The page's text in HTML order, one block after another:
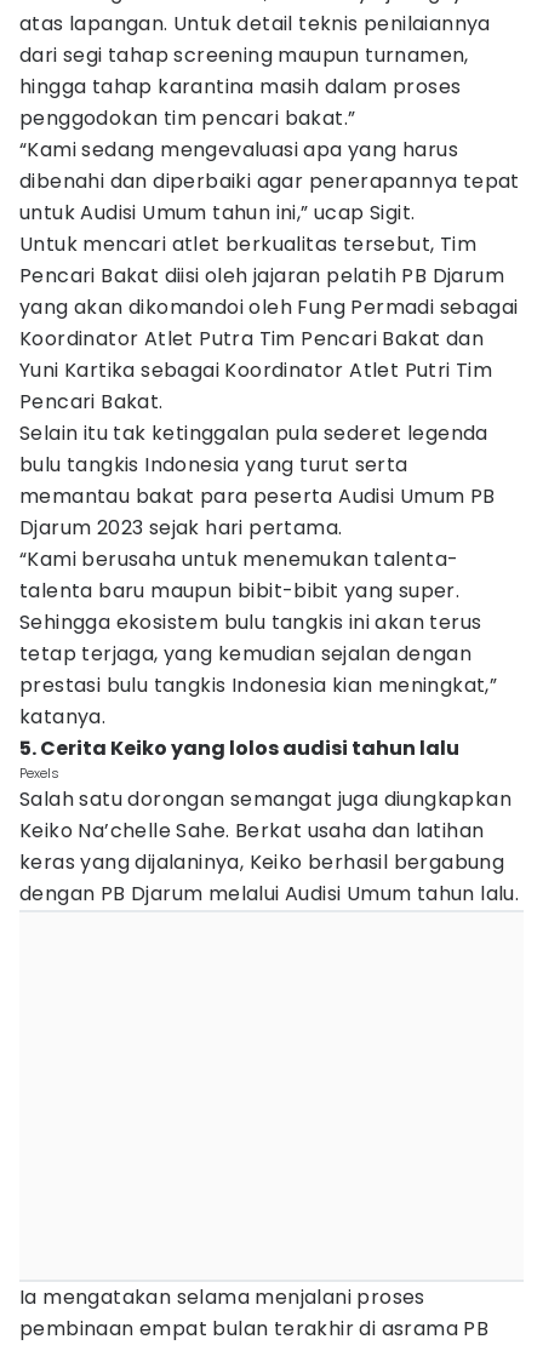
atas lapangan. Untuk detail teknis penilaiannya
dari segi tahap screening maupun turnamen,
hingga tahap karantina masih dalam proses
penggodokan tim pencari bakat.”
“Kami sedang mengevaluasi apa yang harus
dibenahi dan diperbaiki agar penerapannya tepat
untuk Audisi Umum tahun ini,” ucap Sigit.
Untuk mencari atlet berkualitas tersebut, Tim
Pencari Bakat diisi oleh jajaran pelatih PB Djarum
yang akan dikomandoi oleh Fung Permadi sebagai
Koordinator Atlet Putra Tim Pencari Bakat dan
Yuni Kartika sebagai Koordinator Atlet Putri Tim
Pencari Bakat.
Selain itu tak ketinggalan pula sederet legenda
bulu tangkis Indonesia yang turut serta
memantau bakat para peserta Audisi Umum PB
Djarum 2023 sejak hari pertama.
“Kami berusaha untuk menemukan talenta-
talenta baru maupun bibit-bibit yang super.
Sehingga ekosistem bulu tangkis ini akan terus
tetap terjaga, yang kemudian sejalan dengan
prestasi bulu tangkis Indonesia kian meningkat,”
katanya.
5. Cerita Keiko yang lolos audisi tahun lalu
Pexels
Salah satu dorongan semangat juga diungkapkan
Keiko Na’chelle Sahe. Berkat usaha dan latihan
keras yang dijalaninya, Keiko berhasil bergabung
dengan PB Djarum melalui Audisi Umum tahun lalu.
Ia mengatakan selama menjalani proses
pembinaan empat bulan terakhir di asrama PB